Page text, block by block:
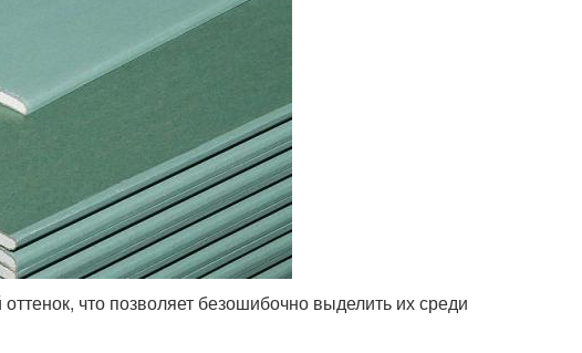
что позволяет безошибочно выделить их среди